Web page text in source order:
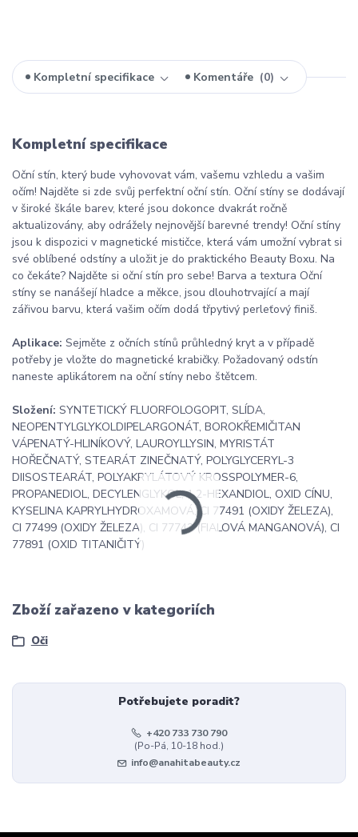
Kompletní specifikace Komentáře 0
Kompletní specifikace
Oční stín, který bude vyhovovat vám, vašemu vzhledu a vašim
očím! Najděte si zde svůj perfektní oční stín. Oční stíny se dodávají
v široké škále barev, které jsou dokonce dvakrát ročně
aktualizovány, aby odrážely nejnovější barevné trendy! Oční stíny
jsou k dispozici v magnetické mističce, která vám umožní vybrat si
své oblíbené odstíny a uložit je do praktického Beauty Boxu. Na
co čekáte? Najděte si oční stín pro sebe! Barva a textura Oční
stíny se nanášejí hladce a měkce, jsou dlouhotrvající a mají
zářivou barvu, která vašim očím dodá třpytivý perleťový finiš.
Aplikace: Sejměte z očních stínů průhledný kryt a v případě
potřeby je vložte do magnetické krabičky. Požadovaný odstín
naneste aplikátorem na oční stíny nebo štětcem.
Složení: SYNTETICKÝ FLUORFOLOGOPIT, SLÍDA,
NEOPENTYLGLYKOLDIPELARGONÁT, BOROKŘEMIČITAN
VÁPENATÝ-HLINÍKOVÝ, LAUROYLLYSIN, MYRISTÁT
HOŘEČNATÝ, STEARÁT ZINEČNATÝ, POLYGLYCERYL-3
DIISOSTEARÁT, POLYAKRYLÁTOVÝ KROSSPOLYMER-6,
PROPANEDIOL, DECYLENGLYKOL, 1,2-HEXANDIOL, OXID CÍNU,
KYSELINA KAPRYLHYDROXAMOVÁ, CI 77491 (OXIDY ŽELEZA),
CI 77499 (OXIDY ŽELEZA), CI 77742 (FIALOVÁ MANGANOVÁ), CI
77891 (OXID TITANIČITÝ)
Zboží zařazeno v kategoriích
Oči
Potřebujete poradit?
+420 733 730 790
(Po-Pá, 10-18 hod.)
info@anahitabeauty.cz